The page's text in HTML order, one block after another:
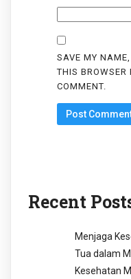
SAVE MY
THIS BROWSER
COMMENT.
Recent
Menjaga
Tua dalam
Kesehatan